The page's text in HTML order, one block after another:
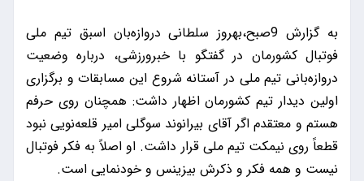
به گزارش 9صبح،بهروز سلطانی دروازه‌بان اسبق تیم ملی
فوتبال کشورمان در گفتگو با خبرورزشی، درباره وضعیت
دروازه‌بانی تیم ملی در آستانه شروع این مسابقات و برگزاری
اولین دیدار تیم کشورمان اظهار داشت: همچنان روی حرفم
هستم و معتقدم اگر آقای بیرانوند سوگلی امیر قلعه‌نویی نبود
قطعاً روی نیمکت تیم ملی قرار داشت. او اصلاً به فکر فوتبال
نیست و همه فکر و ذکرش بیزینس و خودنمایی است.